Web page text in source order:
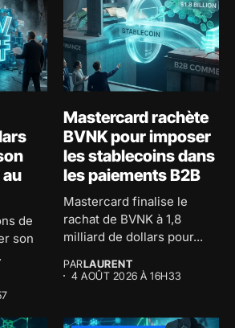
de
son
Mastercard rachète
BVNK pour imposer
les stablecoins dans
les paiements B2B
Mastercard finalise le
rachat de BVNK à 1,8
milliard de dollars pour...
PARLAURENT
4 AOÛT 2026 À 16H33